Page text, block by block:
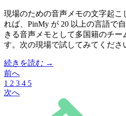
現場のための音声メモの文字起
れば、PinMy が 20 以上の言語で
きる音声メモとして多国籍のチー
す。次の現場で試してみてくださ
続きを読む →
前へ
1 2 3 4 5
次へ